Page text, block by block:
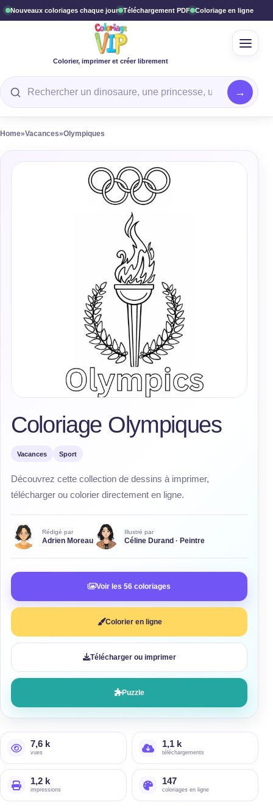
Nouveaux coloriages chaque jour Téléchargement PDF Coloriage en ligne
Colorier, imprimer et créer librement
Rechercher un coloriage
Home»Vacances»Olympiques
Coloriage Olympiques
Vacances Sport
Découvrez cette collection de dessins à imprimer,
télécharger ou colorier directement en ligne.
Rédigé par
Adrien Moreau
Illustré par
Céline Durand · Peintre
Voir les 56 coloriages
Colorier en ligne
Télécharger ou imprimer
Puzzle
7,6 k
vues
1,1 k
téléchargements
1,2 k
impressions
147
coloriages en ligne